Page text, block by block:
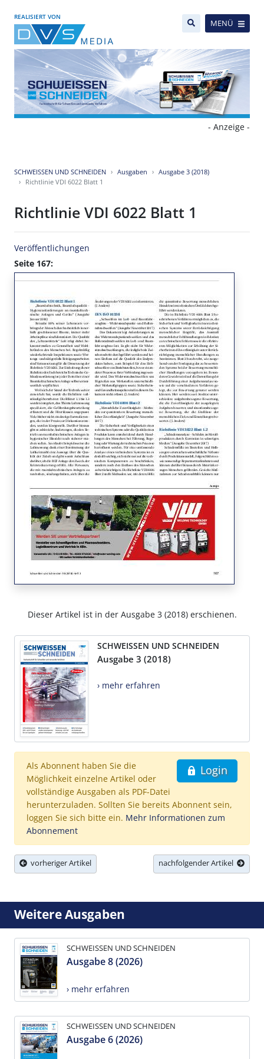
REALISIERT VON
MENÜ
- Anzeige -
SCHWEISSEN UND SCHNEIDEN Ausgaben
Ausgabe 3 (2018)
Richtlinie VDI 6022 Blatt 1
Richtlinie VDI 6022 Blatt 1
Veröffentlichungen
Seite 167:
Dieser Artikel ist in der Ausgabe 3 (2018) erschienen.
SCHWEISSEN UND SCHNEIDEN
Ausgabe 3 (2018)
› mehr erfahren
Login
Als Abonnent haben Sie die
Möglichkeit einzelne Artikel oder
vollständige Ausgaben als PDF-Datei
herunterzuladen. Sollten Sie bereits Abonnent sein,
loggen Sie sich bitte ein. Mehr Informationen zum
Abonnement
vorheriger Artikel nachfolgender Artikel
Weitere Ausgaben
SCHWEISSEN UND SCHNEIDEN
Ausgabe 8 (2026)
› mehr erfahren
SCHWEISSEN UND SCHNEIDEN
Ausgabe 6 (2026)